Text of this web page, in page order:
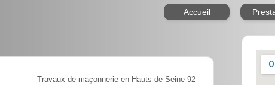
Accueil
Travaux de maçonnerie en Hauts de Seine 92